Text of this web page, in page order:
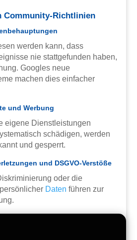
Community-Richtlinien
werden kann, dass
nie stattgefunden haben,
Googles neue
machen dies einfacher
und Werbung
eigene Dienstleistungen
schädigen, werden
und gesperrt.
und DSGVO-Verstöße
oder die
Daten führen zur